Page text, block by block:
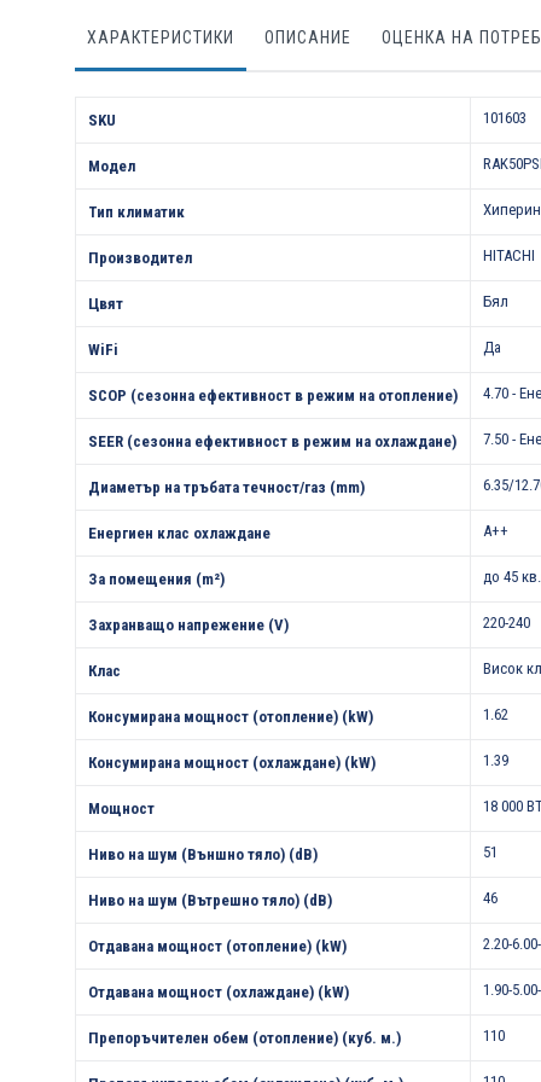
ХАРАКТЕРИСТИКИ ОПИСАНИЕ ОЦЕНКА НА
SKU
101603
Модел
Тип климатик
Производител HITACHI
Цвят Бял
WiFi Да
SCOP (сезонна ефективност в режим на отопление) 4.70 -
SEER (сезонна ефективност в режим на охлаждане) 7.50 -
Диаметър на тръбата течност/газ (mm) 6.35/
Енергиен клас охлаждане A++
За помещения (m²) до 45
Захранващо напрежение (V) 220-240
Клас Висок
Консумирана мощност (отопление) (kW) 1.62
Консумирана мощност (охлаждане) (kW) 1.39
Мощност 18 000
Ниво на шум (Външно тяло) (dB) 51
Ниво на шум (Вътрешно тяло) (dB) 46
Отдавана мощност (отопление) (kW) 2.20-
Отдавана мощност (охлаждане) (kW) 1.90-
Препоръчителен обем (отопление) (куб. м.) 110